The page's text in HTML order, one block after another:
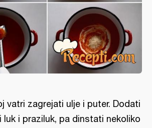
vatri zagrejati ulje i puter. Dodati
luk i praziluk, pa dinstati nekoliko